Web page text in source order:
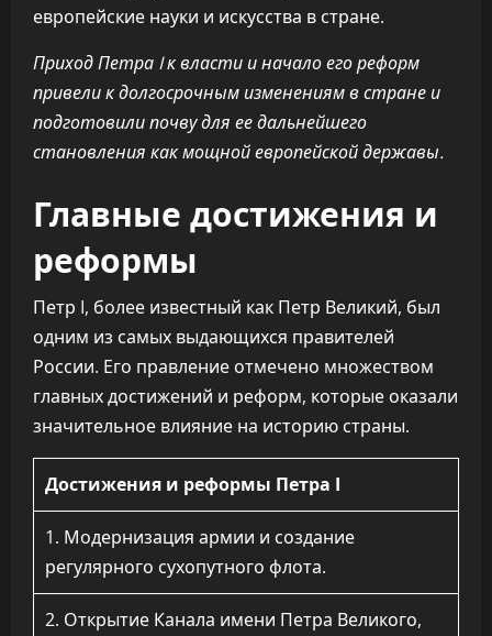
европейские науки и искусства в стране.
Приход Петра I к власти и начало его реформ
привели к долгосрочным изменениям в стране и
подготовили почву для ее дальнейшего
становления как мощной европейской державы.
Главные достижения и
реформы
Петр I, более известный как Петр Великий, был
одним из самых выдающихся правителей
России. Его правление отмечено множеством
главных достижений и реформ, которые оказали
значительное влияние на историю страны.
Достижения и реформы Петра I
1. Модернизация армии и создание
регулярного сухопутного флота.
2. Открытие Канала имени Петра Великого,